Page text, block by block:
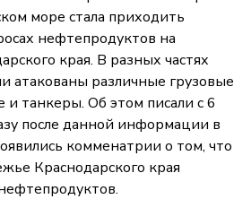
море стала приходить
нефтепродуктов на
края. В разных частях
атакованы различные грузовые
и танкеры. Об этом писали с 6
после данной информации в
комменатрии о том, что
Краснодарского края